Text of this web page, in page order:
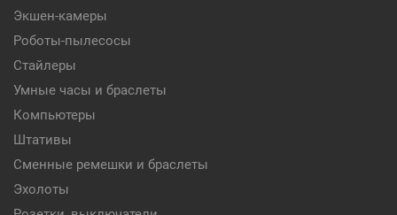
Экшен-камеры
Роботы-пылесосы
Стайлеры
Умные часы и браслеты
Компьютеры
Штативы
Сменные ремешки и браслеты
Эхолоты